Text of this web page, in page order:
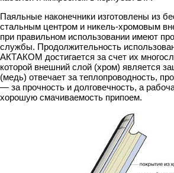
Паяльные наконечники изготовлены из
стальным центром и никель-хромовым
при правильном использовании имеют
службы. Продолжительность
АКТАКОМ достигается за счет их
которой внешний слой (хром) является
(медь) отвечает за теплопроводность,
— за прочность и долговечность, а
хорошую смачиваемость припоем.